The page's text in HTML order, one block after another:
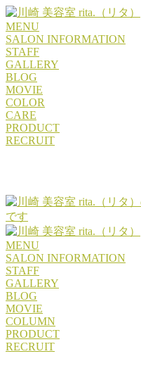
MENU
SALON INFORMATION
STAFF
GALLERY
BLOG
MOVIE
COLOR
CARE
PRODUCT
RECRUIT
MENU
SALON INFORMATION
STAFF
GALLERY
BLOG
MOVIE
COLUMN
PRODUCT
RECRUIT